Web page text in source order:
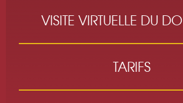
VISITE VIRTUELLE DU
TARIFS